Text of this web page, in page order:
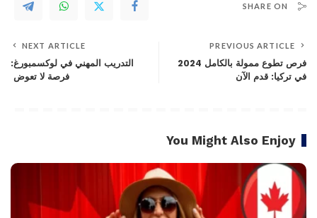
SHARE ON
PREVIOUS ARTICLE
فرص تطوع ممولة بالكامل 2024
في تركيا: قدم الآن
NEXT ARTICLE
التدريب المهني في لوكسمبورغ:
فرصة لا تعوض
You Might Also Enjoy